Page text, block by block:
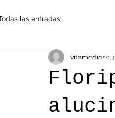
las entradas
vitamedios